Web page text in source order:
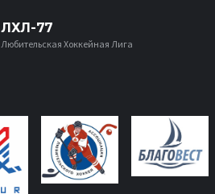
ЛХЛ-77
Любительская Хоккейная Лига